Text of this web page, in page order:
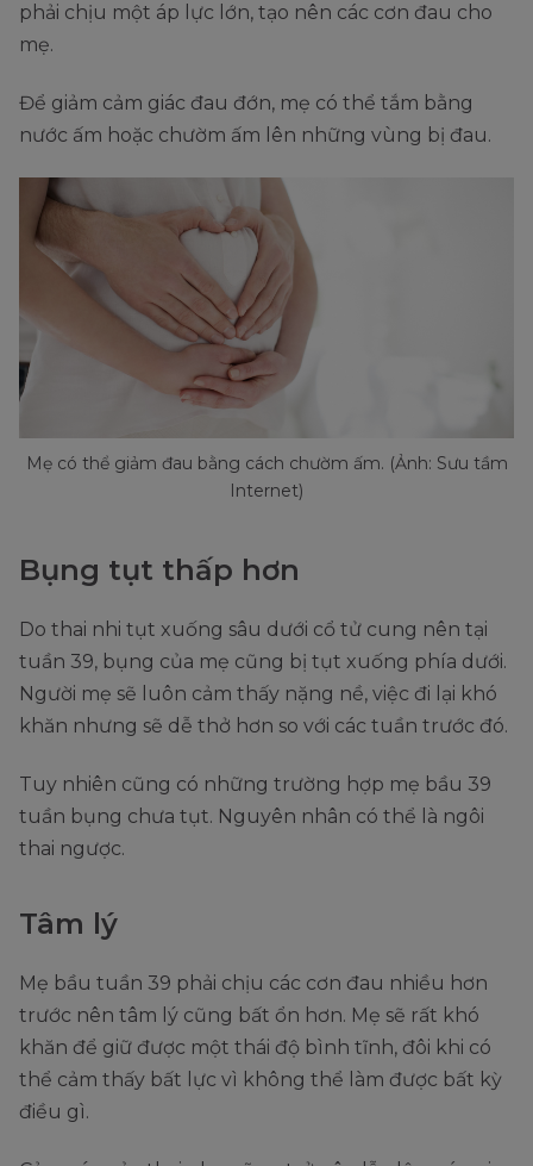
phải chịu một áp lực lớn, tạo nên các cơn đau cho
mẹ.
Để giảm cảm giác đau đớn, mẹ có thể tắm bằng
nước ấm hoặc chườm ấm lên những vùng bị đau.
Mẹ có thể giảm đau bằng cách chườm ấm. (Ảnh: Sưu tầm
Internet)
Bụng tụt thấp hơn
Do thai nhi tụt xuống sâu dưới cổ tử cung nên tại
tuần 39, bụng của mẹ cũng bị tụt xuống phía dưới.
Người mẹ sẽ luôn cảm thấy nặng nề, việc đi lại khó
khăn nhưng sẽ dễ thở hơn so với các tuần trước đó.
Tuy nhiên cũng có những trường hợp mẹ bầu 39
tuần bụng chưa tụt. Nguyên nhân có thể là ngôi
thai ngược.
Tâm lý
Mẹ bầu tuần 39 phải chịu các cơn đau nhiều hơn
trước nên tâm lý cũng bất ổn hơn. Mẹ sẽ rất khó
khăn để giữ được một thái độ bình tĩnh, đôi khi có
thể cảm thấy bất lực vì không thể làm được bất kỳ
điều gì.